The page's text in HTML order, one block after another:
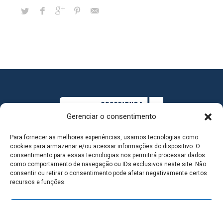
Gerenciar o consentimento
Para fornecer as melhores experiências, usamos tecnologias como
cookies para armazenar e/ou acessar informações do dispositivo. O
consentimento para essas tecnologias nos permitirá processar dados
como comportamento de navegação ou IDs exclusivos neste site. Não
consentir ou retirar o consentimento pode afetar negativamente certos
recursos e funções.
MAPA DO SITE